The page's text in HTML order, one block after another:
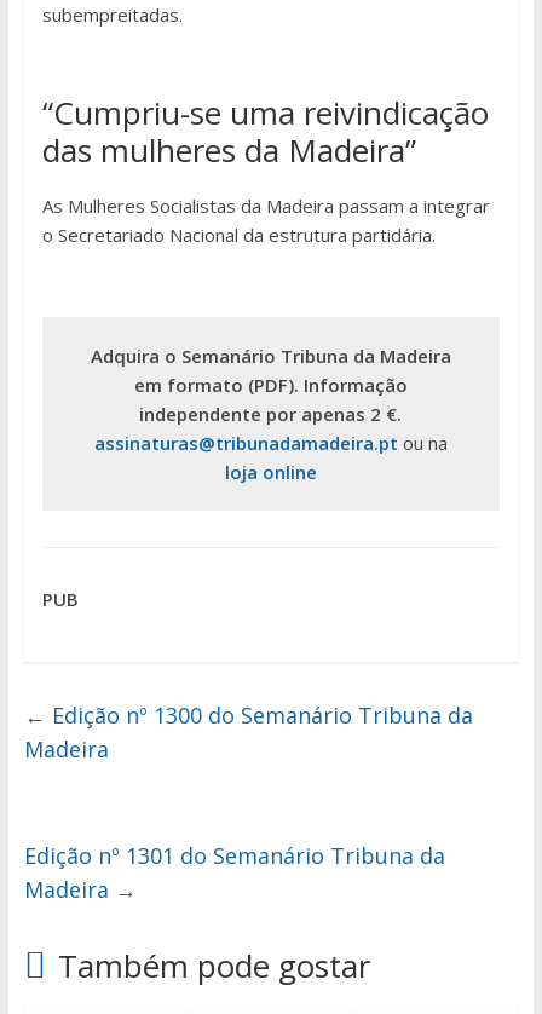
subempreitadas.
“Cumpriu-se uma reivindicação
das mulheres da Madeira”
As Mulheres Socialistas da Madeira passam a integrar
o Secretariado Nacional da estrutura partidária.
Adquira o Semanário Tribuna da Madeira
em formato (PDF). Informação
independente por apenas 2 €.
assinaturas@tribunadamadeira.pt ou na
loja online
PUB
← Edição nº 1300 do Semanário Tribuna da
Madeira
Edição nº 1301 do Semanário Tribuna da
Madeira →
Também pode gostar